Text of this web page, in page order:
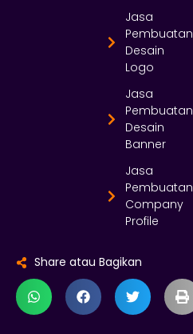
Jasa
Pembuatan
Desain
Logo
Jasa
Pembuatan
Desain
Banner
Jasa
Pembuatan
Company
Profile
Share atau Bagikan